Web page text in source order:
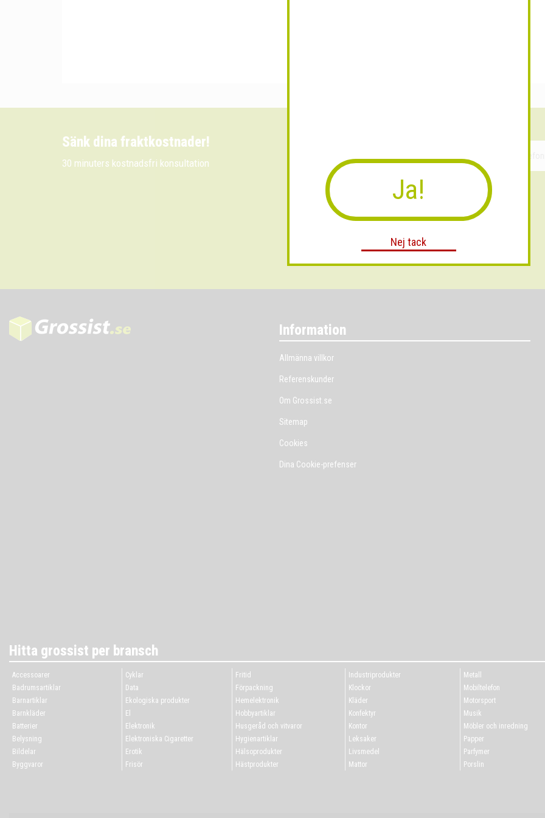
Sänk dina fraktkostnader!
30 minuters kostnadsfri konsultation
Information
Allmänna villkor
Referenskunder
Om Grossist.se
Sitemap
Cookies
Dina Cookie-prefenser
Hitta grossist per bransch
Accessoarer
Badrumsartiklar
Barnartiklar
Barnkläder
Batterier
Belysning
Bildelar
Byggvaror
Cyklar
Data
Ekologiska produkter
El
Elektronik
Elektroniska Cigaretter
Erotik
Frisör
Fritid
Förpackning
Hemelektronik
Hobbyartiklar
Husgeråd och vitvaror
Hygienartiklar
Hälsoprodukter
Hästprodukter
Industriprodukter
Klockor
Kläder
Konfektyr
Kontor
Leksaker
Livsmedel
Mattor
Metall
Mobiltelefon
Motorsport
Musik
Möbler och inredning
Papper
Parfymer
Porslin
Ja!
Nej tack